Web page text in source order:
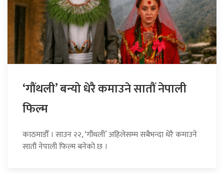
‘गौंथली’ बन्यो धेरै कमाउने सातौं नेपाली
फिल्म
काठमाडौँ । साउन २२, ‘गौंथली’ अहिलेसम्म सबैभन्दा धेरै कमाउने
सातौं नेपाली फिल्म बनेको छ ।